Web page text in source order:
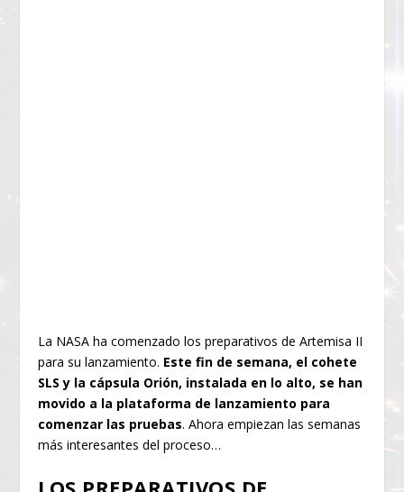
La NASA ha comenzado los preparativos de Artemisa II
para su lanzamiento. Este fin de semana, el cohete
SLS y la cápsula Orión, instalada en lo alto, se han
movido a la plataforma de lanzamiento para
comenzar las pruebas. Ahora empiezan las semanas
más interesantes del proceso…